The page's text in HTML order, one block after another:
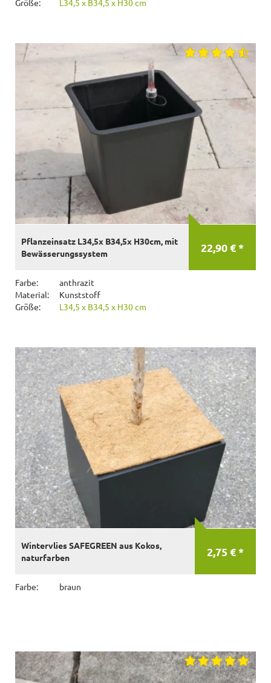
22,90 € *
Pflanzeinsatz L34,5x B34,5x H30cm, mit
Bewässerungssystem
Farbe:
anthrazit
Material:
Kunststoff
Größe:
L34,5 x B34,5 x H30 cm
2,75 € *
Wintervlies SAFEGREEN aus Kokos,
naturfarben
Farbe: braun